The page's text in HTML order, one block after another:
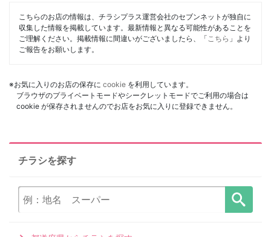
こちらのお店の情報は、チラシプラス運営会社のセブンネットが独自に
収集した情報を掲載しています。最新情報と異なる可能性があることを
ご理解ください。掲載情報に間違いがございましたら、「 こちら 」より
ご報告をお願いします。
※お気に入りのお店の保存に cookie を利用しています。
ブラウザのプライベートモードやシークレットモードでご利用の場合は
cookie が保存されませんのでお店をお気に入りに登録できません。
チラシを探す